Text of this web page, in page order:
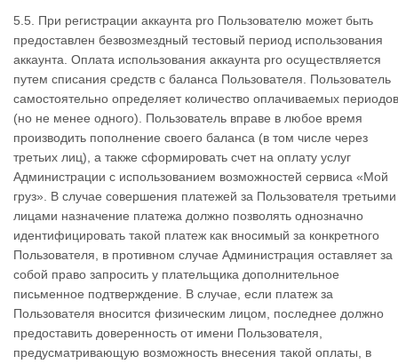
5.5. При регистрации аккаунта pro Пользователю может быть
предоставлен безвозмездный тестовый период использования
аккаунта. Оплата использования аккаунта pro осуществляется
путем списания средств с баланса Пользователя. Пользователь
самостоятельно определяет количество оплачиваемых периодов
(но не менее одного). Пользователь вправе в любое время
производить пополнение своего баланса (в том числе через
третьих лиц), а также сформировать счет на оплату услуг
Администрации с использованием возможностей сервиса «Мой
груз». В случае совершения платежей за Пользователя третьими
лицами назначение платежа должно позволять однозначно
идентифицировать такой платеж как вносимый за конкретного
Пользователя, в противном случае Администрация оставляет за
собой право запросить у плательщика дополнительное
письменное подтверждение. В случае, если платеж за
Пользователя вносится физическим лицом, последнее должно
предоставить доверенность от имени Пользователя,
предусматривающую возможность внесения такой оплаты, в